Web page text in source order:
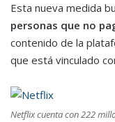
Esta nueva medida
personas que no
contenido de la
que está vinculado
Netflix cuenta con 222